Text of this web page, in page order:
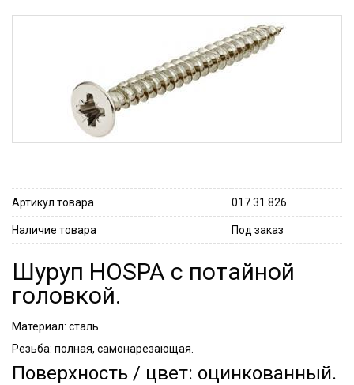
Артикул товара 017.31.826
Наличие товара Под заказ
Шуруп HOSPA с потайной
головкой.
Материал: сталь.
Резьба: полная, самонарезающая.
Поверхность / цвет: оцинкованный.